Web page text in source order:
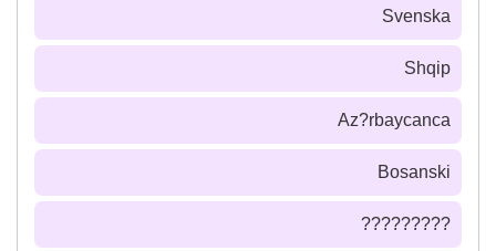
Svenska
Shqip
Az?rbaycanca
Bosanski
?????????